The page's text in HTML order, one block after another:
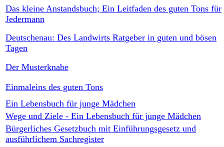
Das kleine Anstandsbuch; Ein Leitfaden des guten Tons für
Jedermann
Deutschenau: Des Landwirts Ratgeber in guten und bösen
Tagen
Der Musterknabe
Einmaleins des guten Tons
Ein Lebensbuch für junge Mädchen
Wege und Ziele - Ein Lebensbuch für junge Mädchen
Bürgerliches Gesetzbuch mit Einführungsgesetz und
ausführlichem Sachregister